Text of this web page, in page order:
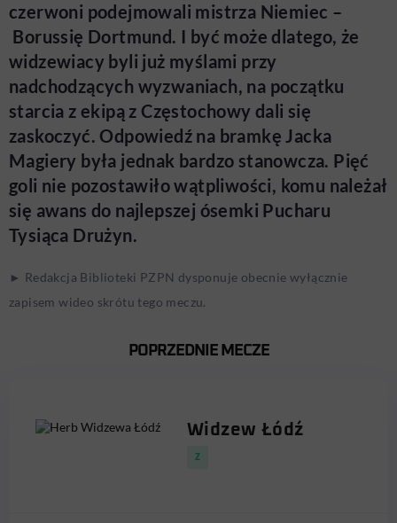
czerwoni podejmowali mistrza Niemiec –
Borussię Dortmund. I być może dlatego, że
widzewiacy byli już myślami przy
nadchodzących wyzwaniach, na początku
starcia z ekipą z Częstochowy dali się
zaskoczyć. Odpowiedź na bramkę Jacka
Magiery była jednak bardzo stanowcza. Pięć
goli nie pozostawiło wątpliwości, komu należał
się awans do najlepszej ósemki Pucharu
Tysiąca Drużyn.
► Redakcja Biblioteki PZPN dysponuje obecnie wyłącznie
zapisem wideo skrótu tego meczu.
POPRZEDNIE MECZE
Widzew Łódź
Z